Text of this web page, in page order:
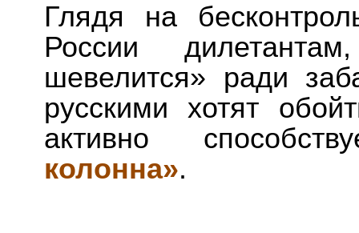
Глядя на
России
шевелится» ради
русскими хотят
активно
колонна».